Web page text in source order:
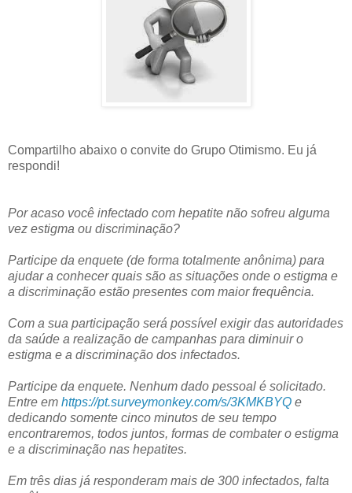
Compartilho abaixo o convite do Grupo Otimismo. Eu já
respondi!
Por acaso você infectado com hepatite não sofreu alguma
vez estigma ou discriminação?
Participe da enquete (de forma totalmente anônima) para
ajudar a conhecer quais são as situações onde o estigma e
a discriminação estão presentes com maior frequência.
Com a sua participação será possível exigir das autoridades
da saúde a realização de campanhas para diminuir o
estigma e a discriminação dos infectados.
Participe da enquete. Nenhum dado pessoal é solicitado.
Entre em https://pt.surveymonkey.com/s/3KMKBYQ e
dedicando somente cinco minutos de seu tempo
encontraremos, todos juntos, formas de combater o estigma
e a discriminação nas hepatites.
Em três dias já responderam mais de 300 infectados, falta